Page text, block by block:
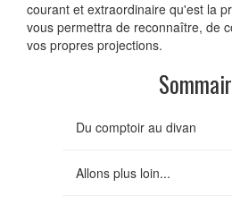
courant et extraordinaire qu'est la
vous permettra de reconnaître, de
vos propres projections.
Du comptoir au divan
Allons plus loin...